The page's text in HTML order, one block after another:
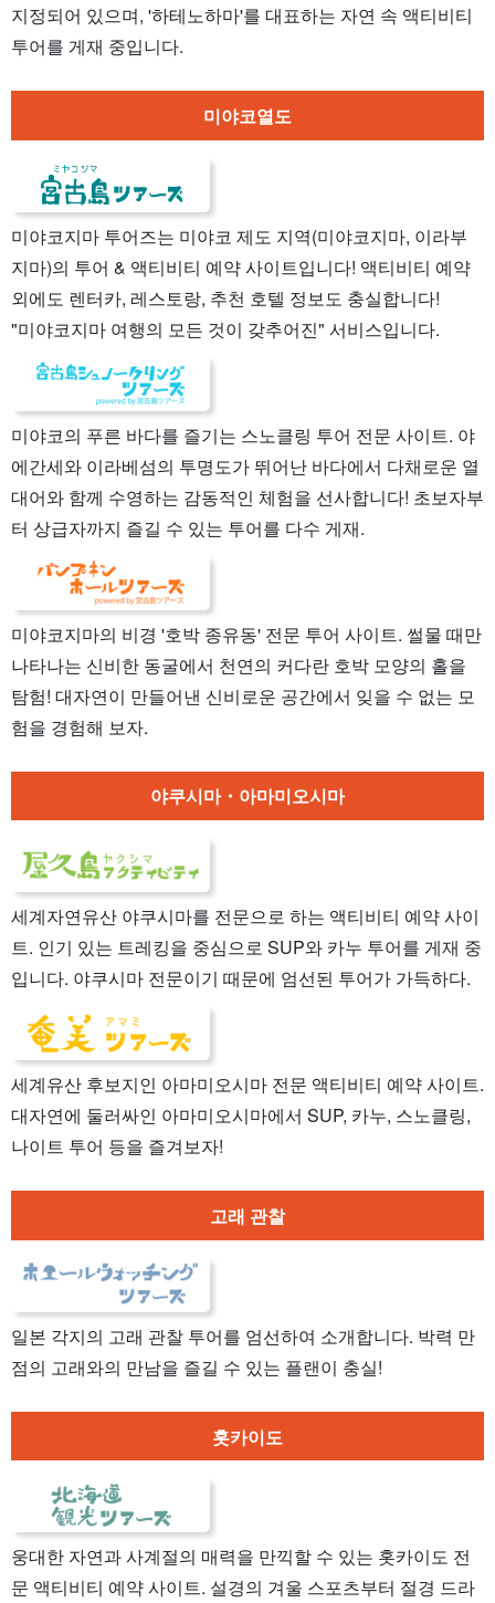
지정되어 있으며, '하테노하마'를 대표하는 자연 속 액티비티
투어를 게재 중입니다.
미야코열도
미야코지마 투어즈는 미야코 제도 지역(미야코지마, 이라부
지마)의 투어 & 액티비티 예약 사이트입니다! 액티비티 예약
외에도 렌터카, 레스토랑, 추천 호텔 정보도 충실합니다!
"미야코지마 여행의 모든 것이 갖추어진" 서비스입니다.
미야코의 푸른 바다를 즐기는 스노클링 투어 전문 사이트. 야
에간세와 이라베섬의 투명도가 뛰어난 바다에서 다채로운 열
대어와 함께 수영하는 감동적인 체험을 선사합니다! 초보자부
터 상급자까지 즐길 수 있는 투어를 다수 게재.
미야코지마의 비경 '호박 종유동' 전문 투어 사이트. 썰물 때만
나타나는 신비한 동굴에서 천연의 커다란 호박 모양의 홀을
탐험! 대자연이 만들어낸 신비로운 공간에서 잊을 수 없는 모
험을 경험해 보자.
야쿠시마・아마미오시마
세계자연유산 야쿠시마를 전문으로 하는 액티비티 예약 사이
트. 인기 있는 트레킹을 중심으로 SUP와 카누 투어를 게재 중
입니다. 야쿠시마 전문이기 때문에 엄선된 투어가 가득하다.
세계유산 후보지인 아마미오시마 전문 액티비티 예약 사이트.
대자연에 둘러싸인 아마미오시마에서 SUP, 카누, 스노클링,
나이트 투어 등을 즐겨보자!
고래 관찰
일본 각지의 고래 관찰 투어를 엄선하여 소개합니다. 박력 만
점의 고래와의 만남을 즐길 수 있는 플랜이 충실!
홋카이도
웅대한 자연과 사계절의 매력을 만끽할 수 있는 홋카이도 전
문 액티비티 예약 사이트. 설경의 겨울 스포츠부터 절경 드라